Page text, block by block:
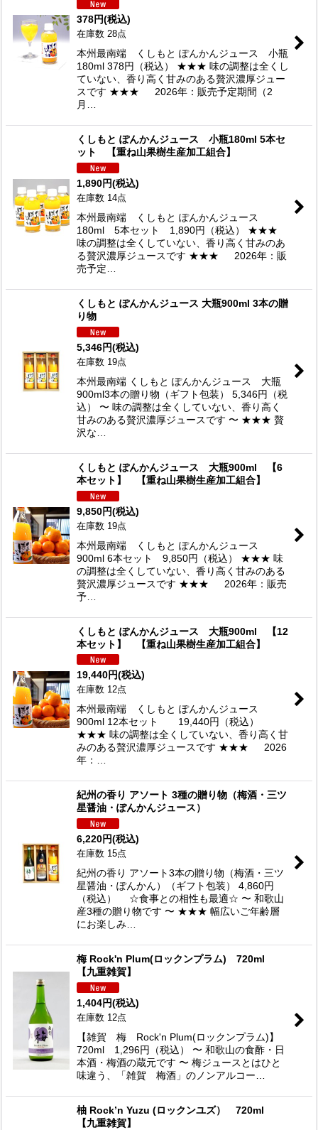
378円(税込)
在庫数 28点
本州最南端 くしもと ぽんかんジュース 小瓶
180ml 378円（税込） ★★★ 味の調整は全くし
ていない、香り高く甘みのある贅沢濃厚ジュー
スです ★★★ 2026年：販売予定期間（2
月…
くしもと ぽんかんジュース 小瓶180ml 5本セ
ット 【重ね山果樹生産加工組合】
1,890円(税込)
在庫数 14点
本州最南端 くしもと ぽんかんジュース
180ml 5本セット 1,890円（税込） ★★★
味の調整は全くしていない、香り高く甘みのあ
る贅沢濃厚ジュースです ★★★ 2026年：販
売予定…
くしもと ぽんかんジュース 大瓶900ml 3本の贈
り物
5,346円(税込)
在庫数 19点
本州最南端 くしもと ぽんかんジュース 大瓶
900ml3本の贈り物（ギフト包装） 5,346円（税
込） 〜 味の調整は全くしていない、香り高く
甘みのある贅沢濃厚ジュースです 〜 ★★★ 贅
沢な…
くしもと ぽんかんジュース 大瓶900ml 【6
本セット】 【重ね山果樹生産加工組合】
9,850円(税込)
在庫数 19点
本州最南端 くしもと ぽんかんジュース
900ml 6本セット 9,850円（税込） ★★★ 味
の調整は全くしていない、香り高く甘みのある
贅沢濃厚ジュースです ★★★ 2026年：販売
予…
くしもと ぽんかんジュース 大瓶900ml 【12
本セット】 【重ね山果樹生産加工組合】
19,440円(税込)
在庫数 12点
本州最南端 くしもと ぽんかんジュース
900ml 12本セット 19,440円（税込）
★★★ 味の調整は全くしていない、香り高く甘
みのある贅沢濃厚ジュースです ★★★ 2026
年：…
紀州の香り アソート 3種の贈り物（梅酒・三ツ
星醤油・ぽんかんジュース）
6,220円(税込)
在庫数 15点
紀州の香り アソート3本の贈り物（梅酒・三ツ
星醤油・ぽんかん）（ギフト包装） 4,860円
（税込） ☆食事との相性も最適☆ 〜 和歌山
産3種の贈り物です 〜 ★★★ 幅広いご年齢層
にお楽しみ…
梅 Rock'n Plum(ロックンプラム) 720ml
【九重雑賀】
1,404円(税込)
在庫数 12点
【雑賀 梅 Rock'n Plum(ロックンプラム)】
720ml 1,296円（税込） 〜 和歌山の食酢・日
本酒・梅酒の蔵元です 〜 梅ジュースとはひと
味違う、「雑賀 梅酒」のノンアルコー…
柚 Rock’n Yuzu (ロックンユズ） 720ml
【九重雑賀】